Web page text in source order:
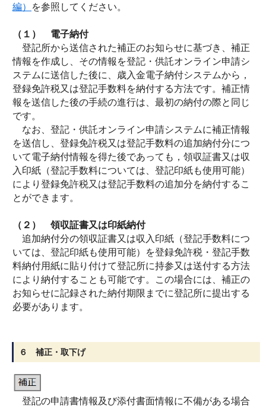
編） を参照してください。
（１） 電子納付
登記所から送信された補正のお知らせに基づき、補正
情報を作成し、その情報を登記・供託オンライン申請シ
ステムに送信した後に、歳入金電子納付システムから，
登録免許税又は登記手数料を納付する方法です。補正情
報を送信した後の手続の進行は、最初の納付の際と同じ
です。
なお、登記・供託オンライン申請システムに補正情報
を送信し、登録免許税又は登記手数料の追加納付分につ
いて電子納付情報を得た後であっても，領収証書又は収
入印紙（登記手数料については、登記印紙も使用可能）
により登録免許税又は登記手数料の追加分を納付するこ
とができます。
（２） 領収証書又は印紙納付
追加納付分の領収証書又は収入印紙（登記手数料につ
いては、登記印紙も使用可能）を登録免許税・登記手数
料納付用紙に貼り付けて登記所に持参又は送付する方法
により納付することも可能です。この場合には、補正の
お知らせに記録された納付期限までに登記所に提出する
必要があります。
６ 補正・取下げ
登記の申請書情報及び添付書面情報に不備がある場合